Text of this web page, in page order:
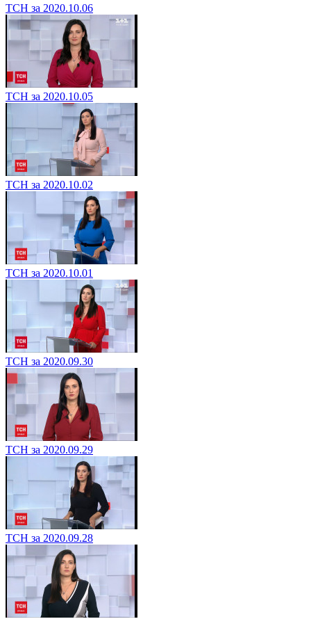
ТСН за 2020.10.06
ТСН за 2020.10.05
ТСН за 2020.10.02
ТСН за 2020.10.01
ТСН за 2020.09.30
ТСН за 2020.09.29
ТСН за 2020.09.28